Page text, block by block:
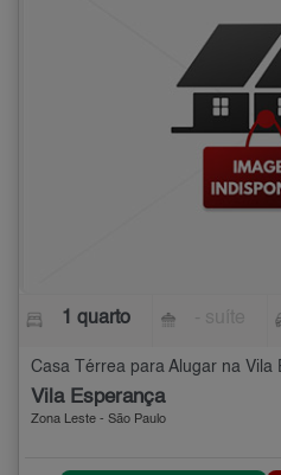
1 quarto
Vila Esperança
Zona Leste - São Paulo